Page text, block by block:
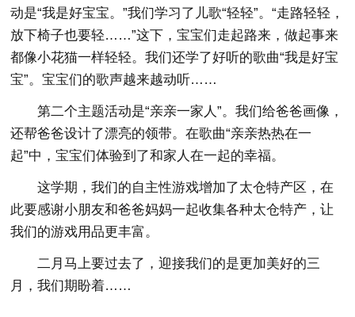
动是“我是好宝宝。”我们学习了儿歌“轻轻”。“走路轻轻，
放下椅子也要轻……”这下，宝宝们走起路来，做起事来
都像小花猫一样轻轻。我们还学了好听的歌曲“我是好宝
宝”。宝宝们的歌声越来越动听……
第二个主题活动是“亲亲一家人”。我们给爸爸画像，
还帮爸爸设计了漂亮的领带。在歌曲“亲亲热热在一
起”中，宝宝们体验到了和家人在一起的幸福。
这学期，我们的自主性游戏增加了太仓特产区，在
此要感谢小朋友和爸爸妈妈一起收集各种太仓特产，让
我们的游戏用品更丰富。
二月马上要过去了，迎接我们的是更加美好的三
月，我们期盼着……